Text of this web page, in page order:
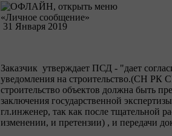
31 Января 2019
Заказчик утверждает ПСД - "дает
уведомления на строительство.(СН РК
строительство объектов должна быть
заключения государственной
гл.инженер, так как после тщательной
изменении, и претензии) , и передачи